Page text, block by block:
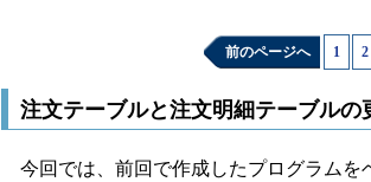
前のページへ 1 2
注文テーブルと注文明細テーブルの
今回では、前回で作成したプログラムを